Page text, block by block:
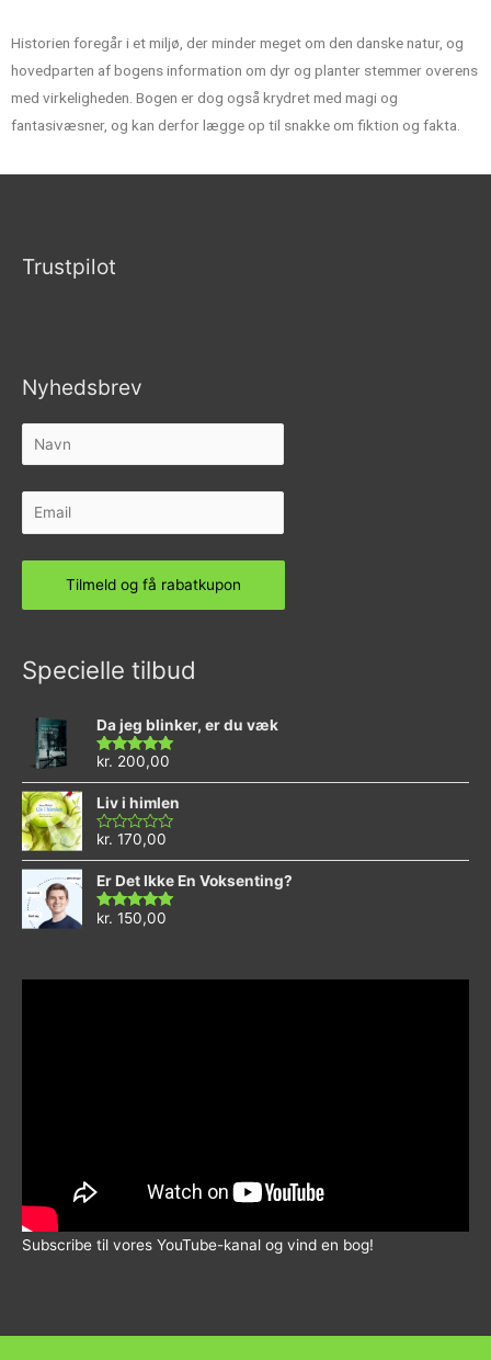
Historien foregår i et miljø, der minder meget om den danske natur, og
hovedparten af bogens information om dyr og planter stemmer overens
med virkeligheden. Bogen er dog også krydret med magi og
fantasivæsner, og kan derfor lægge op til snakke om fiktion og fakta.
Trustpilot
Nyhedsbrev
Specielle tilbud
Da jeg blinker, er du væk
Vurderet
4.73ud af 5
kr. 200,00
Liv i himlen
Vurderet
0
af
5
kr. 170,00
Er Det Ikke En Voksenting?
Vurderet
kr. 150,00
Subscribe til vores YouTube-kanal og vind en bog!